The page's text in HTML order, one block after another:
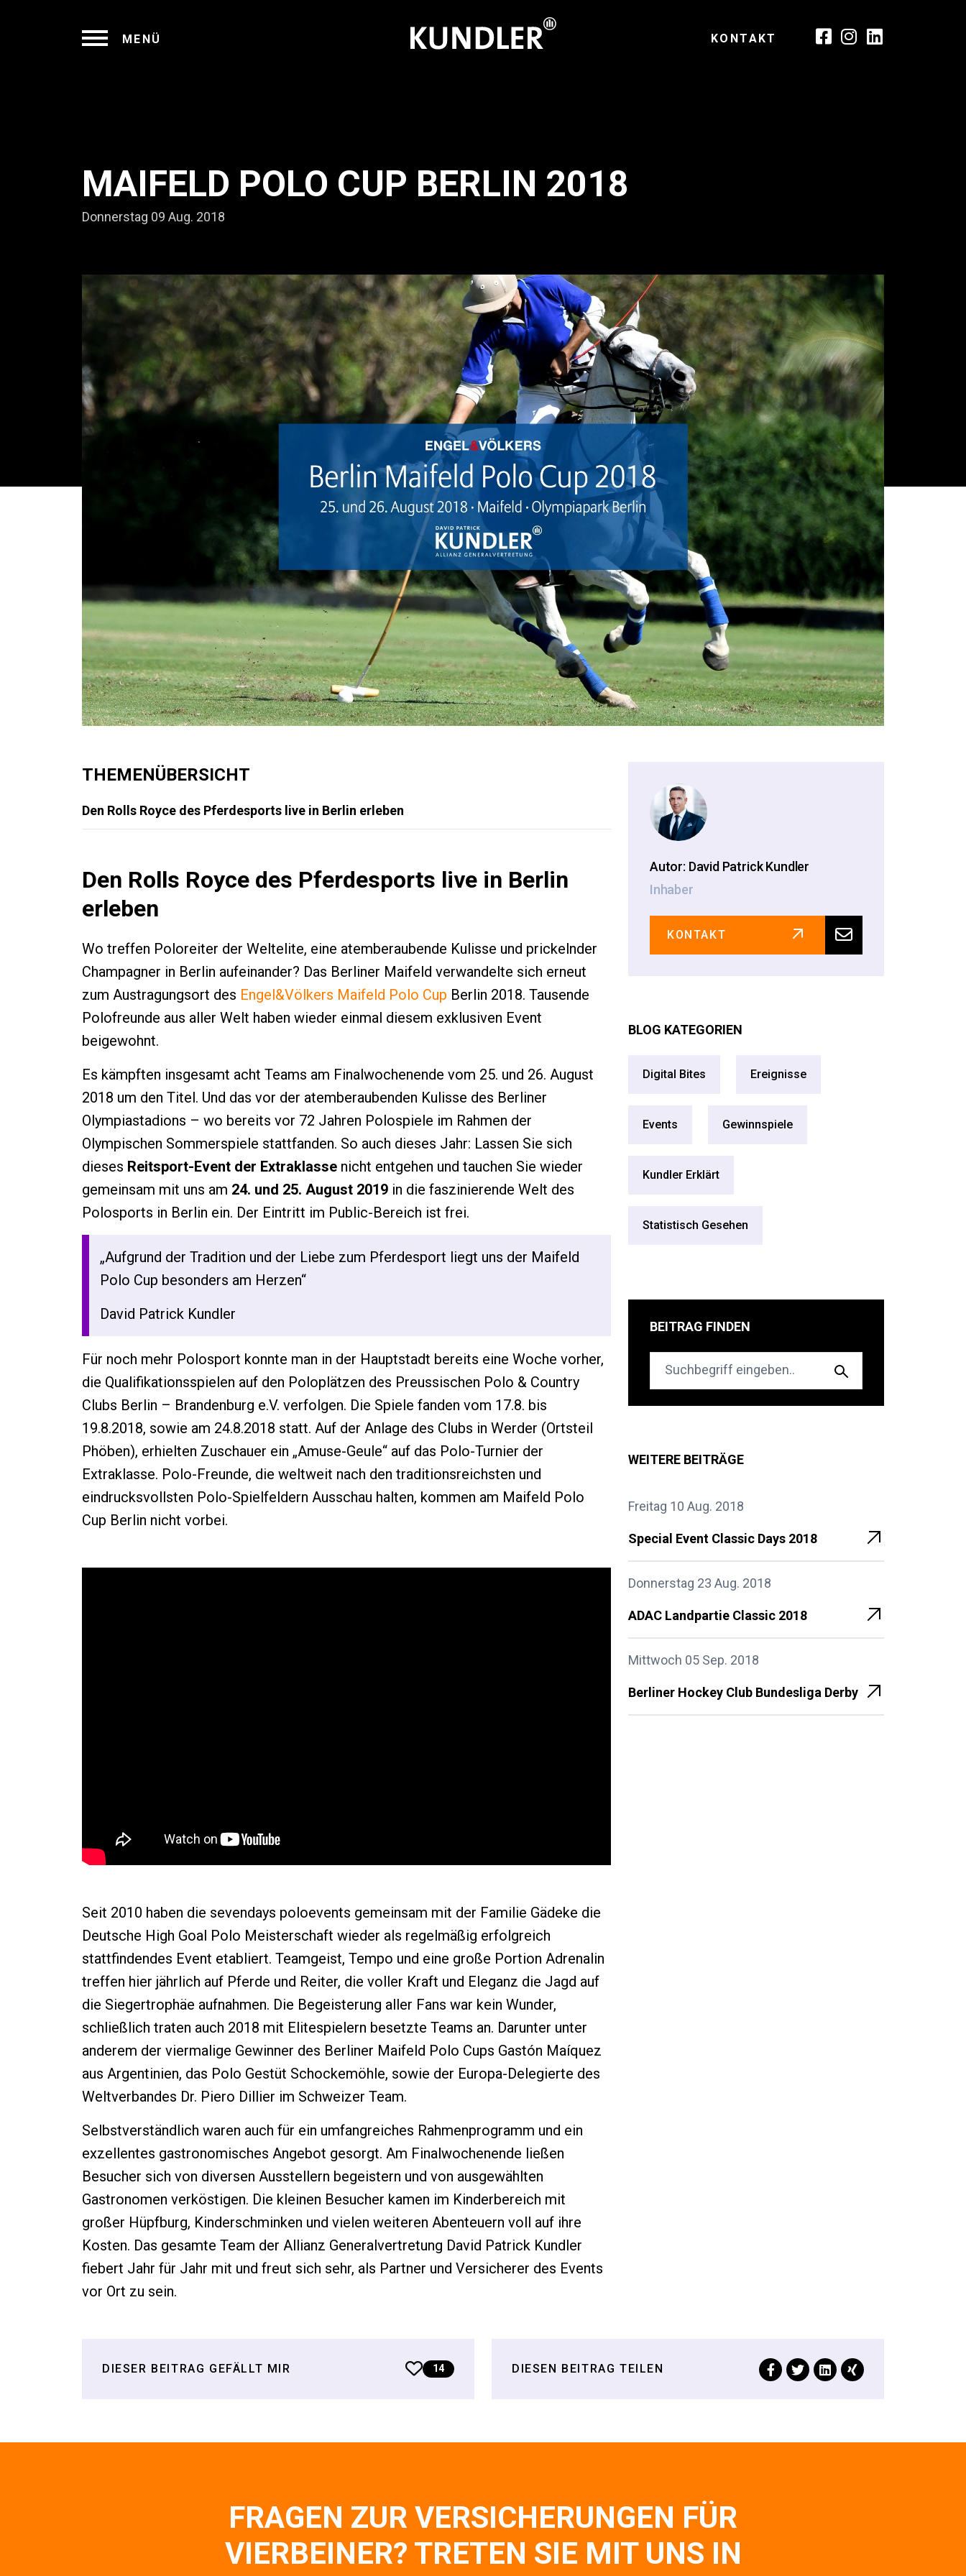
MENÜ KONTAKT
MAIFELD POLO CUP BERLIN 2018
Donnerstag 09 Aug. 2018
THEMENÜBERSICHT
Den Rolls Royce des Pferdesports live in Berlin erleben
Den Rolls Royce des Pferdesports live in Berlin
erleben
Wo treffen Poloreiter der Weltelite, eine atemberaubende Kulisse und prickelnder
Champagner in Berlin aufeinander? Das Berliner Maifeld verwandelte sich erneut
zum Austragungsort des Engel&Völkers Maifeld Polo Cup Berlin 2018. Tausende
Polofreunde aus aller Welt haben wieder einmal diesem exklusiven Event
beigewohnt.
Es kämpften insgesamt acht Teams am Finalwochenende vom 25. und 26. August
2018 um den Titel. Und das vor der atemberaubenden Kulisse des Berliner
Olympiastadions – wo bereits vor 72 Jahren Polospiele im Rahmen der
Olympischen Sommerspiele stattfanden. So auch dieses Jahr: Lassen Sie sich
dieses Reitsport-Event der Extraklasse nicht entgehen und tauchen Sie wieder
gemeinsam mit uns am 24. und 25. August 2019 in die faszinierende Welt des
Polosports in Berlin ein. Der Eintritt im Public-Bereich ist frei.
„Aufgrund der Tradition und der Liebe zum Pferdesport liegt uns der Maifeld
Polo Cup besonders am Herzen“
David Patrick Kundler
Für noch mehr Polosport konnte man in der Hauptstadt bereits eine Woche vorher,
die Qualifikationsspielen auf den Poloplätzen des Preussischen Polo & Country
Clubs Berlin – Brandenburg e.V. verfolgen. Die Spiele fanden vom 17.8. bis
19.8.2018, sowie am 24.8.2018 statt. Auf der Anlage des Clubs in Werder (Ortsteil
Phöben), erhielten Zuschauer ein „Amuse-Geule“ auf das Polo-Turnier der
Extraklasse. Polo-Freunde, die weltweit nach den traditionsreichsten und
eindrucksvollsten Polo-Spielfeldern Ausschau halten, kommen am Maifeld Polo
Cup Berlin nicht vorbei.
Seit 2010 haben die sevendays poloevents gemeinsam mit der Familie Gädeke die
Deutsche High Goal Polo Meisterschaft wieder als regelmäßig erfolgreich
stattfindendes Event etabliert. Teamgeist, Tempo und eine große Portion Adrenalin
treffen hier jährlich auf Pferde und Reiter, die voller Kraft und Eleganz die Jagd auf
die Siegertrophäe aufnahmen. Die Begeisterung aller Fans war kein Wunder,
schließlich traten auch 2018 mit Elitespielern besetzte Teams an. Darunter unter
anderem der viermalige Gewinner des Berliner Maifeld Polo Cups Gastón Maíquez
aus Argentinien, das Polo Gestüt Schockemöhle, sowie der Europa-Delegierte des
Weltverbandes Dr. Piero Dillier im Schweizer Team.
Selbstverständlich waren auch für ein umfangreiches Rahmenprogramm und ein
exzellentes gastronomisches Angebot gesorgt. Am Finalwochenende ließen
Besucher sich von diversen Ausstellern begeistern und von ausgewählten
Gastronomen verköstigen. Die kleinen Besucher kamen im Kinderbereich mit
großer Hüpfburg, Kinderschminken und vielen weiteren Abenteuern voll auf ihre
Kosten. Das gesamte Team der Allianz Generalvertretung David Patrick Kundler
fiebert Jahr für Jahr mit und freut sich sehr, als Partner und Versicherer des Events
vor Ort zu sein.
Autor: David Patrick Kundler
Inhaber
KONTAKT
BLOG KATEGORIEN
Digital Bites Ereignisse
Events Gewinnspiele
Kundler Erklärt
Statistisch Gesehen
BEITRAG FINDEN
WEITERE BEITRÄGE
Freitag 10 Aug. 2018
Special Event Classic Days 2018
Donnerstag 23 Aug. 2018
ADAC Landpartie Classic 2018
Mittwoch 05 Sep. 2018
Berliner Hockey Club Bundesliga Derby
DIESER BEITRAG GEFÄLLT MIR 14 DIESEN BEITRAG TEILEN
FRAGEN ZUR VERSICHERUNGEN FÜR
VIERBEINER? TRETEN SIE MIT UNS IN